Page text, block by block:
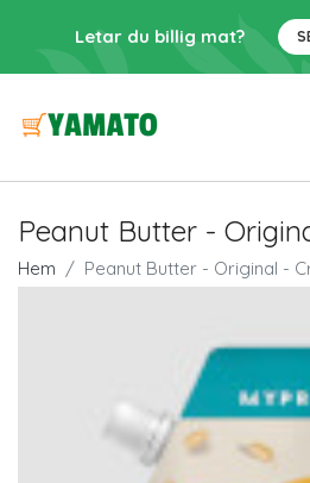
Letar du billig mat?
Peanut Butter -
Hem Peanut Butter - Original -